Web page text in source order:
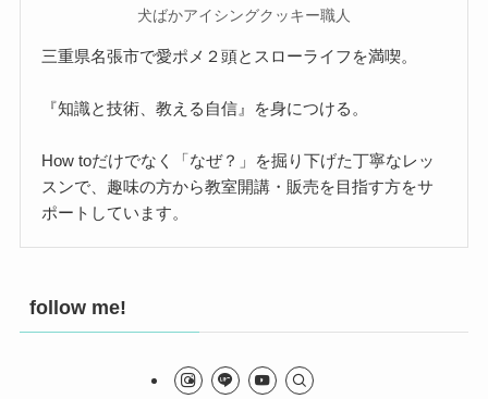
犬ばかアイシングクッキー職人
三重県名張市で愛ポメ２頭とスローライフを満喫。
『知識と技術、教える自信』を身につける。
How toだけでなく「なぜ？」を掘り下げた丁寧なレッ
スンで、趣味の方から教室開講・販売を目指す方をサ
ポートしています。
follow me!